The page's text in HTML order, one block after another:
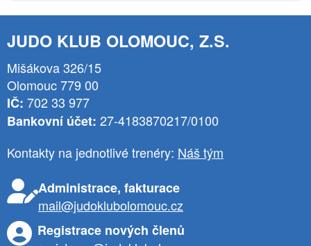
JUDO KLUB OLOMOUC, Z.S.
Mišákova 326/15
Olomouc 779 00
IČ: 702 33 977
Bankovní účet: 27-4183870217/0100
Kontakty na jednotlivé trenéry: Náš tým
Administrace, fakturace
mail@judoklubolomouc.cz
Registrace nových členů